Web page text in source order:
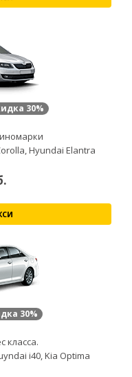
30%
Hyundai Elantra
30%
класса.
i40, Kia Optima